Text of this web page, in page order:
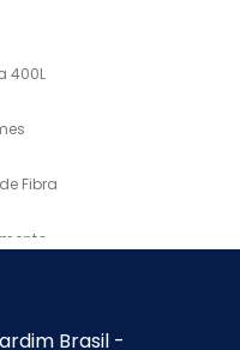
400L
Fibra
Brasil -